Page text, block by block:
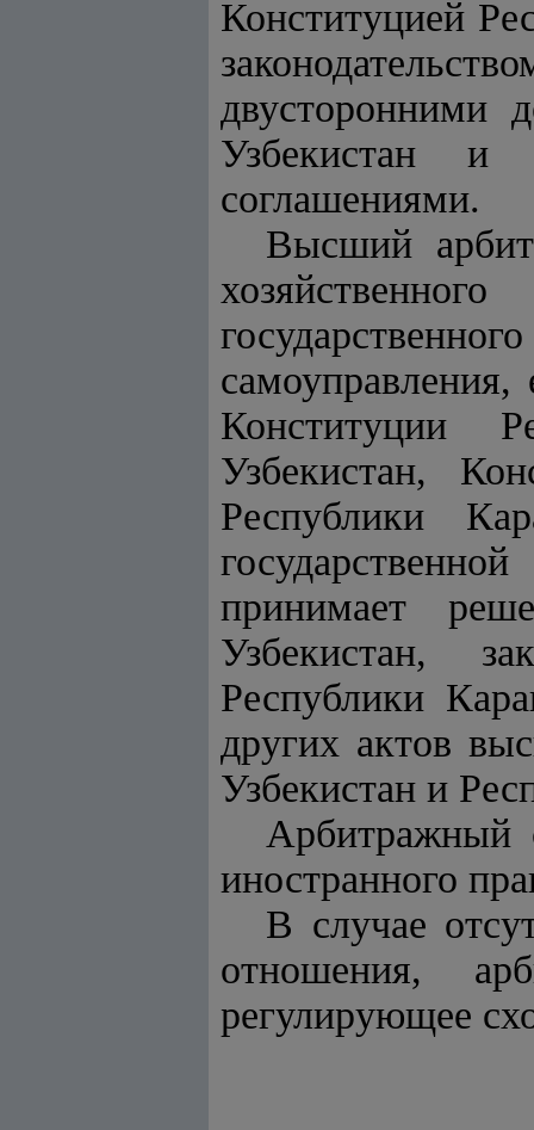
Конституцией
двусторонними
Узбекистан и
соглашениями.
Высший
самоуправления,
Конституции
Узбекистан,
Республики
принимает
Узбекистан,
Республики
других актов
Узбекистан и
Арбитражный
иностранного
В случае
отношения,
регулирующее